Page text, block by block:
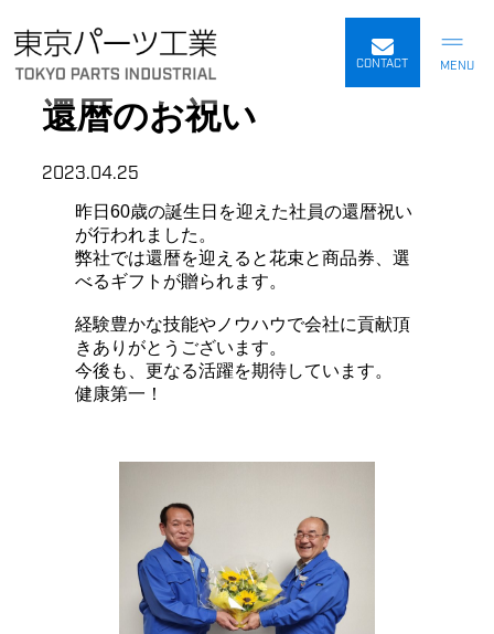
内
容
CONTACT
還暦のお祝い
2023.04.25
昨日60歳の誕生日を迎えた社員の還暦祝い
が行われました。
弊社では還暦を迎えると花束と商品券、選
べるギフトが贈られます。
経験豊かな技能やノウハウで会社に貢献頂
きありがとうございます。
今後も、更なる活躍を期待しています。
健康第一！